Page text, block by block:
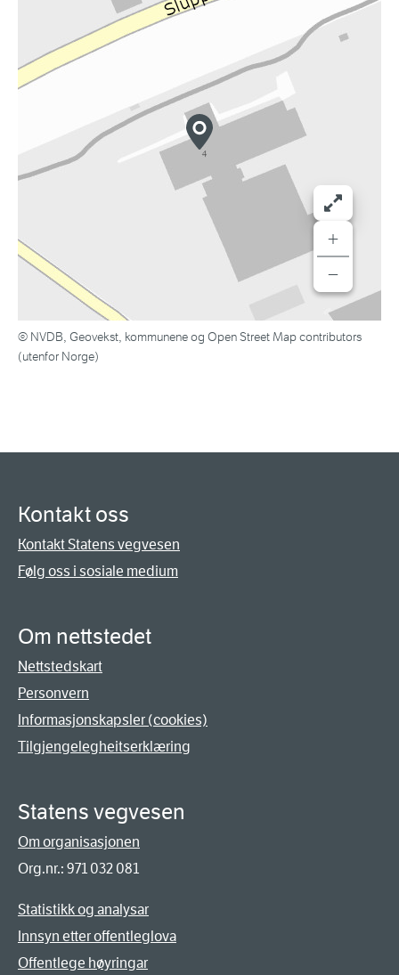
+
−
© NVDB, Geovekst, kommunene og Open Street Map contributors
(utenfor Norge)
Kontakt oss
Kontakt Statens vegvesen
Følg oss i sosiale medium
Om nettstedet
Nettstedskart
Personvern
Informasjonskapsler (cookies)
Tilgjengelegheitserklæring
Statens vegvesen
Om organisasjonen
Org.nr.: 971 032 081
Statistikk og analysar
Innsyn etter offentleglova
Offentlege høyringar